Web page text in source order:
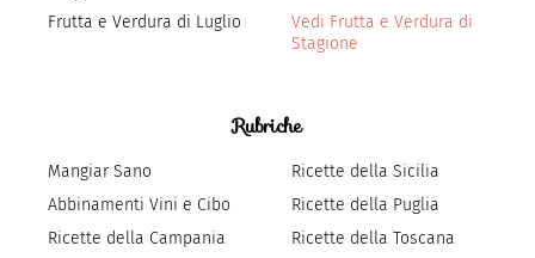
Frutta e Verdura di Luglio
Vedi Frutta e Verdura di
Stagione
Rubriche
Mangiar Sano
Abbinamenti Vini e Cibo
Ricette della Campania
Ricette della Sicilia
Ricette della Puglia
Ricette della Toscana